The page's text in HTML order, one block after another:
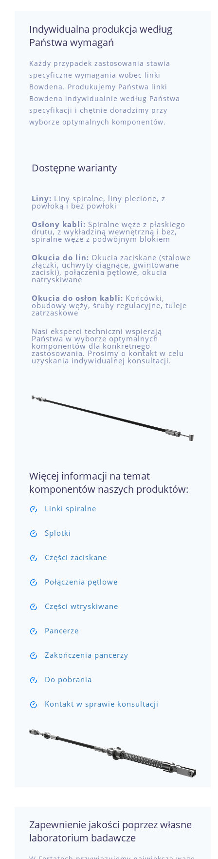
Indywidualna produkcja według
Państwa wymagań
Każdy przypadek zastosowania stawia
specyficzne wymagania wobec linki
Bowdena. Produkujemy Państwa linki
Bowdena indywidualnie według Państwa
specyfikacji i chętnie doradzimy przy
wyborze optymalnych komponentów.
Dostępne warianty
Liny: Liny spiralne, liny plecione, z
powłoką i bez powłoki
Osłony kabli: Spiralne węże z płaskiego
drutu, z wykładziną wewnętrzną i bez,
spiralne węże z podwójnym blokiem
Okucia do lin: Okucia zaciskane (stalowe
złączki, uchwyty ciągnące, gwintowane
zaciski), połączenia pętlowe, okucia
natryskiwane
Okucia do osłon kabli: Końcówki,
obudowy węży, śruby regulacyjne, tuleje
zatrzaskowe
Nasi eksperci techniczni wspierają
Państwa w wyborze optymalnych
komponentów dla konkretnego
zastosowania. Prosimy o kontakt w celu
uzyskania indywidualnej konsultacji.
Więcej informacji na temat
komponentów naszych produktów:
Linki spiralne
Splotki
Części zaciskane
Połączenia pętlowe
Części wtryskiwane
Pancerze
Zakończenia pancerzy
Do pobrania
Kontakt w sprawie konsultacji
Zapewnienie jakości poprzez własne
laboratorium badawcze